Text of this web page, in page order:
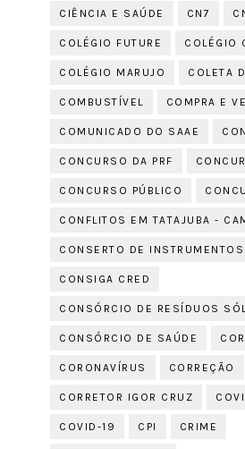
CIÊNCIA E SAÚDE CN7
COLÉGIO FUTURE COLÉGIO
COLÉGIO MARUJO COLETA
COMBUSTÍVEL COMPRA E
COMUNICADO DO SAAE
CONCURSO DA PRF
CONCURSO PÚBLICO
CONFLITOS EM TATAJUBA -
CONSERTO DE
CONSIGA CRED
CONSÓRCIO DE RESÍDUOS
CONSÓRCIO DE SAÚDE
CORONAVÍRUS CORREÇÃO
CORRETOR IGOR CRUZ
COVID-19 CPI CRIME